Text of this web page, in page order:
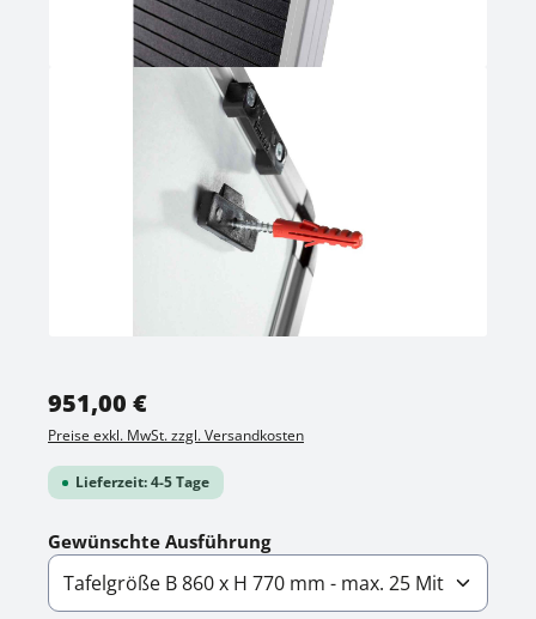
Regulärer Preis:
951,00 €
Preise exkl. MwSt. zzgl. Versandkosten
Lieferzeit: 4-5 Tage
Gewünschte Ausführungauswählen